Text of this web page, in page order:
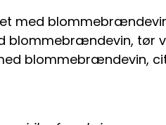
med
blommebrændevin, tør
blommebrændevin,